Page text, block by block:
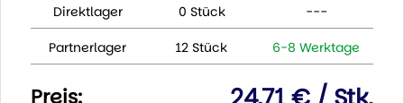
Direktlager 0 Stück ---
Partnerlager 12 Stück 6-8 Werktage
Preis: